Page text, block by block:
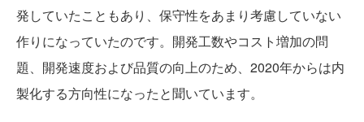
発していたこともあり、保守性をあまり考慮していない
作りになっていたのです。開発工数やコスト増加の問
題、開発速度および品質の向上のため、2020年からは内
製化する方向性になったと聞いています。